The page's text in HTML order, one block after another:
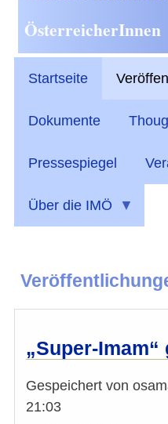
ÖsterreicherInnen
Startseite
Dokumente
Pressespiegel
Über die IMÖ
„Super-
Gespeichert von
21:03